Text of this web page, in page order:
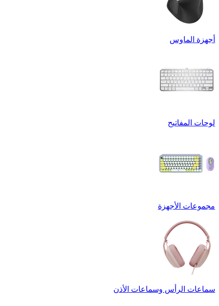
أجهزة الماوس
لوحات المفاتيح
مجموعات الأجهزة
سماعات الرأس وسماعات الأذن